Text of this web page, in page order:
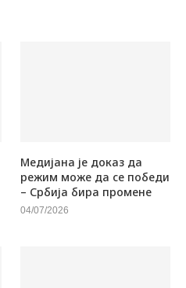
Медијана је доказ да
режим може да се победи
– Србија бира промене
04/07/2026